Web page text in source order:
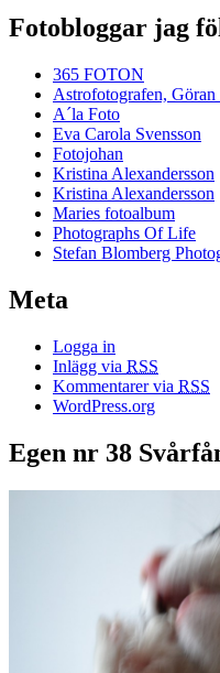
Fotobloggar jag
365 FOTON
Astrofotografen, Göran
A´la Foto
Eva Carola Svensson
Fotojohan
Kristina Alexandersson
Kristina Alexandersson
Maries fotoalbum
Photographs Of Life
Stefan Blomberg
Meta
Logga in
Inlägg via RSS
Kommentarer via RSS
WordPress.org
Egen nr 38